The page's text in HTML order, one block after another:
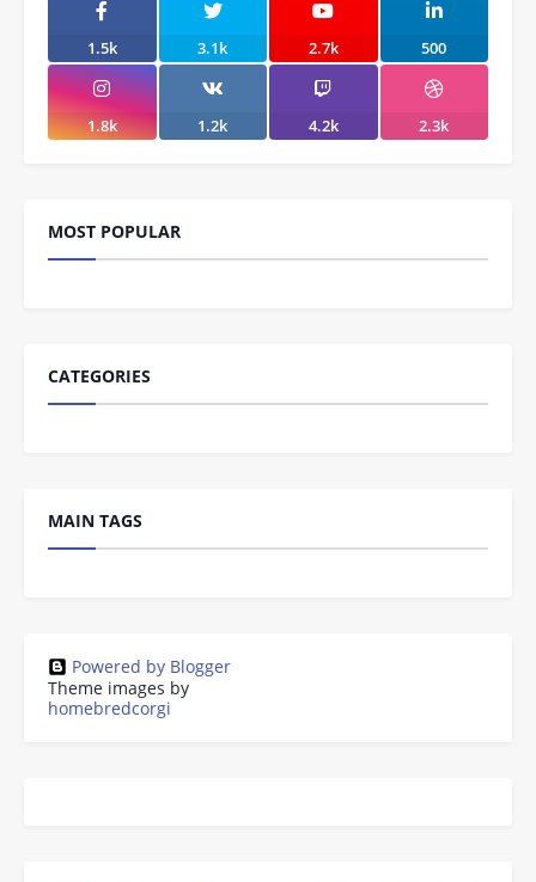
1.5k 3.1k 2.7k 500
1.8k 1.2k 4.2k 2.3k
MOST POPULAR
CATEGORIES
MAIN TAGS
Powered by Blogger
Theme images by
homebredcorgi